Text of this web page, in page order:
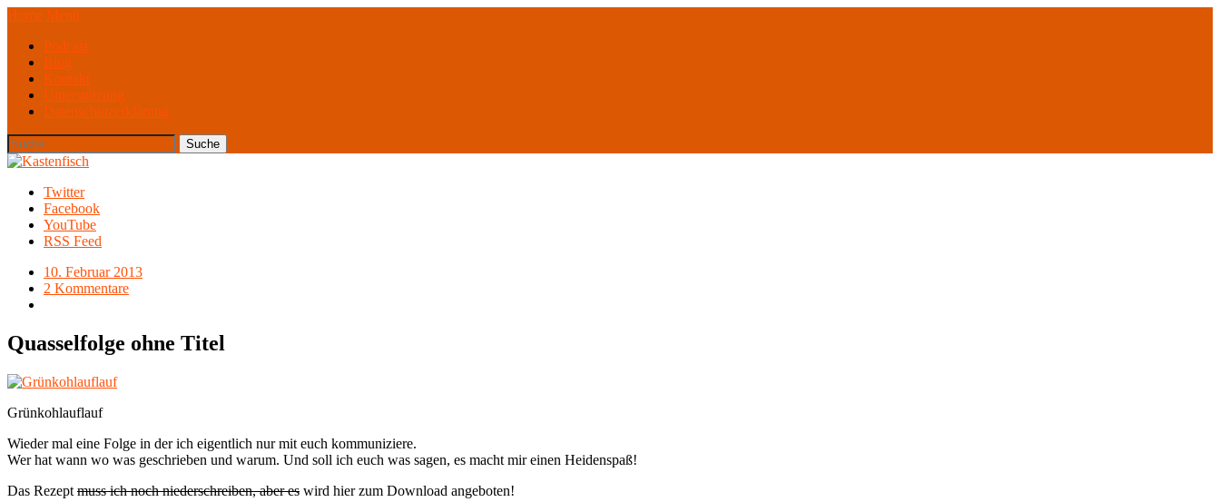
Home Menü
Podcast
Blog
Kontakt
Unterstützung
Datenschutzerklärung
Twitter
Facebook
YouTube
RSS Feed
10. Februar 2013
2 Kommentare
Quasselfolge ohne Titel
Grünkohlauflauf
Wieder mal eine Folge in der ich eigentlich nur mit euch kommuniziere.
Wer hat wann wo was geschrieben und warum. Und soll ich euch was sagen, es macht mir einen Heidenspaß!
Das Rezept muss ich noch niederschreiben, aber es wird hier zum Download angeboten!